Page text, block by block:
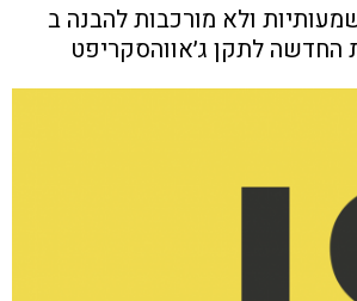
ולא מורכבות להבנה ב